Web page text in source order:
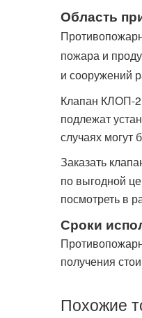
Область
пожара и
и сооружений
Клапан КЛОП-
подлежат
случаях могут
Заказать
по выгодной
посмотреть в
Сроки
получения
Похожие